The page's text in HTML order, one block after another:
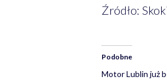
Źródło:
Podobne
Motor Lublin już